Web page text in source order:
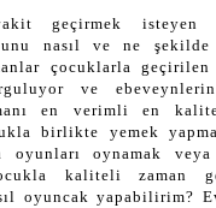
geçirmek isteyen
nasıl ve ne şekilde
çocuklarla geçirilen
ve
en verimli en
birlikte yemek
oyunları oynamak
kaliteli zaman
oyuncak yapabilirim?